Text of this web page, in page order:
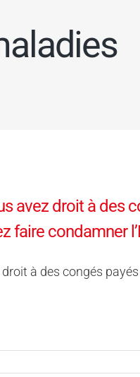
avez droit à des
faire condamner
à des congés